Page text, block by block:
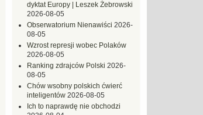
dyktat Europy | Leszek Żebrowski
2026-08-05
Obserwatorium Nienawiści 2026-
08-05
Wzrost represji wobec Polaków
2026-08-05
Ranking zdrajców Polski 2026-
08-05
Chów wsobny polskich ćwierć
inteligentów 2026-08-05
Ich to naprawdę nie obchodzi